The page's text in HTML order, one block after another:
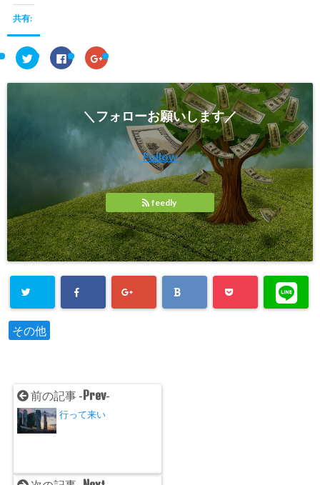
共有:
ク
リ
ク
し
い
ウ
ィ
ン
ド
ウ
開
)
F
a
e
で
共
有
ッ
ク
し
て
く
だ
さ
い
新
し
い
ィ
)
ク
リ
ク
o
o
e
有
(
新
し
い
ウ
ィ
ン
ド
ウ
開
す
)
＼フォローお願いします／
Follow
feedly
その他
前の記事 -Prev-
行って来い